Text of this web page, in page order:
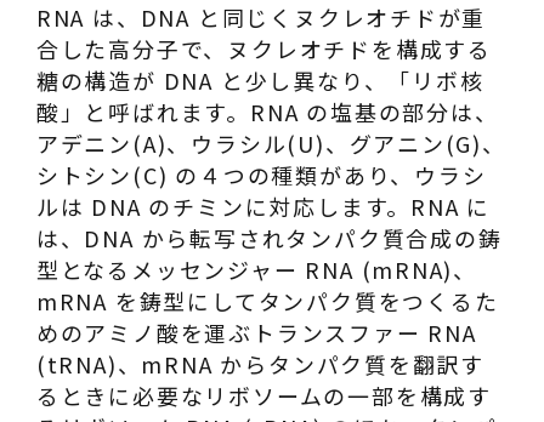
RNA は、DNA と同じくヌクレオチドが重
合した高分子で、ヌクレオチドを構成する
糖の構造が DNA と少し異なり、「リボ核
酸」と呼ばれます。RNA の塩基の部分は、
アデニン(A)、ウラシル(U)、グアニン(G)、
シトシン(C) の４つの種類があり、ウラシ
ルは DNA のチミンに対応します。RNA に
は、DNA から転写されタンパク質合成の鋳
型となるメッセンジャー RNA (mRNA)、
mRNA を鋳型にしてタンパク質をつくるた
めのアミノ酸を運ぶトランスファー RNA
(tRNA)、mRNA からタンパク質を翻訳す
るときに必要なリボソームの一部を構成す